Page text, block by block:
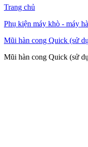
Trang chủ
Phụ kiện máy khò - máy
Mũi hàn cong Quick (sử
Mũi hàn cong Quick (sử